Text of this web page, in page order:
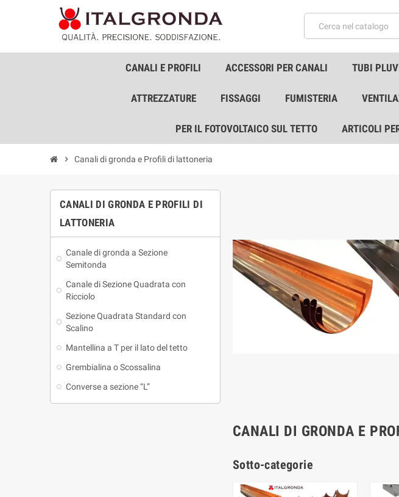
CANALI E PROFILI ACCESSORI PER CANALI TUBI
ATTREZZATURE FISSAGGI FUMISTERIA
PER IL FOTOVOLTAICO SUL TETTO ARTICOLI
chevron_right Canali di gronda e Profili di lattoneria
CANALI DI GRONDA E PROFILI DI
LATTONERIA
Canale di gronda a Sezione
Semitonda
Canale di Sezione Quadrata con
Ricciolo
Sezione Quadrata Standard con
Scalino
Mantellina a T per il lato del tetto
Grembialina o Scossalina
Converse a sezione “L”
CANALI DI GRONDA E
Sotto-categorie